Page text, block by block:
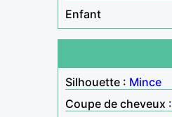
Enfant
Silhouette : Mince
Coupe de cheveux :